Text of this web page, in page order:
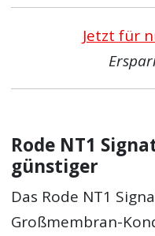
Jetzt für
Rode NT1
günstiger
Das Rode NT1
Großmembran-